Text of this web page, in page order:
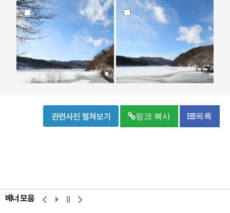
관련사진 펼쳐보기 링크 복사 목록
배너 모음